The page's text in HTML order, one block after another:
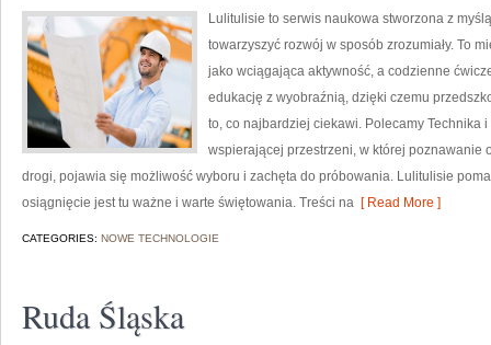
Lulitulisie to serwis naukowa stworzona z
towarzyszyć rozwój w sposób zrozumiały. To
jako wciągająca aktywność, a codzienne
edukację z wyobraźnią, dzięki czemu
to, co najbardziej ciekawi. Polecamy Technika
wspierającej przestrzeni, w której poznawanie
drogi, pojawia się możliwość wyboru i zachęta do próbowania. Lulitulisie
osiągnięcie jest tu ważne i warte świętowania. Treści na [ Read More ]
CATEGORIES: NOWE TECHNOLOGIE
Ruda Śląska